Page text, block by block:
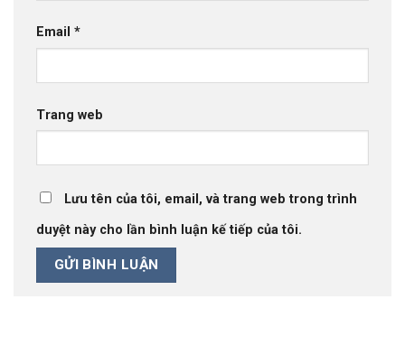
Email *
Trang web
Lưu tên của tôi, email, và trang web trong trình
duyệt này cho lần bình luận kế tiếp của tôi.